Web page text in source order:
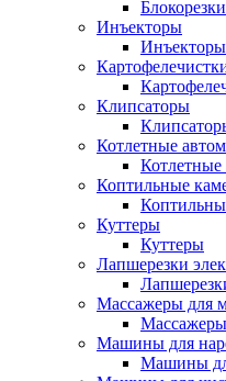
Блокорезки
Инъекторы
Инъекторы
Клипсаторы
Котлетные
Котлетные
Коптильные
Куттеры
Куттеры
Лапшерезки
Массажеры для
Машины для
Машины